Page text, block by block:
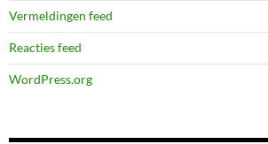
Vermeldingen feed
Reacties feed
WordPress.org